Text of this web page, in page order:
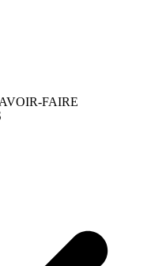
FAIRE